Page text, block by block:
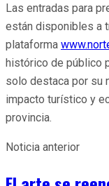
Las entradas para
están disponibles a
plataforma
histórico de público
solo destaca por su
impacto turístico y
provincia.
Noticia anterior